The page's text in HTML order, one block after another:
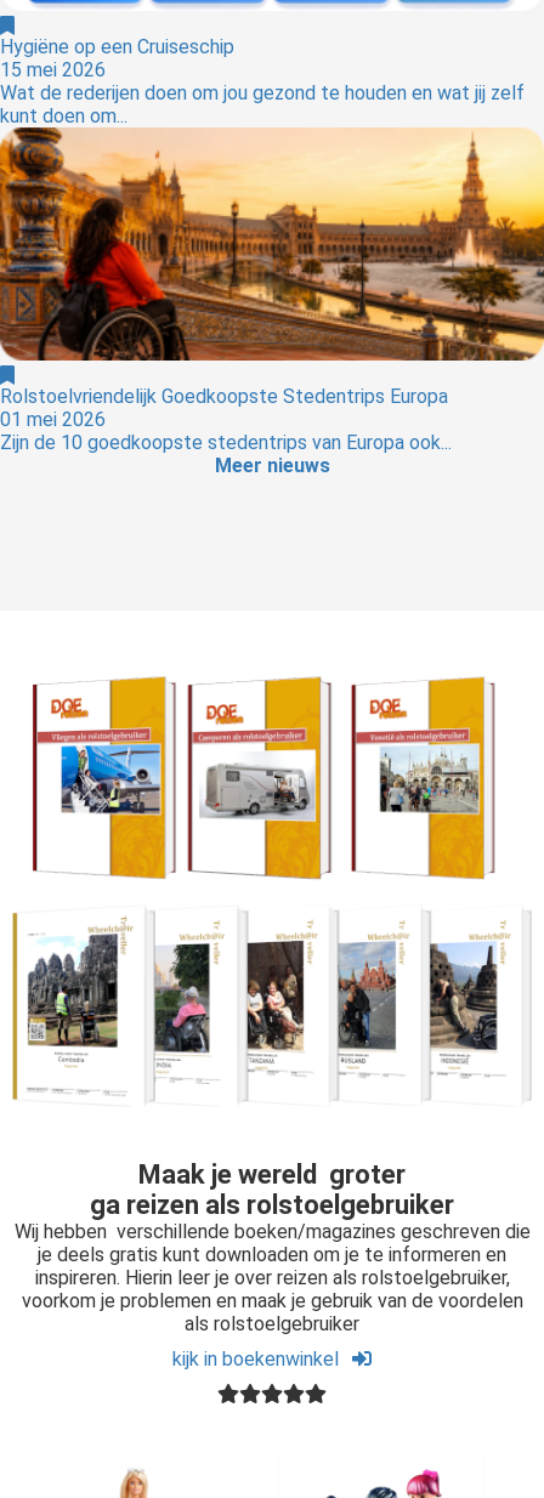
Hygiëne op een Cruiseschip
15 mei 2026
Wat de rederijen doen om jou gezond te houden en wat jij zelf
kunt doen om...
Rolstoelvriendelijk Goedkoopste Stedentrips Europa
01 mei 2026
Zijn de 10 goedkoopste stedentrips van Europa ook...
Meer nieuws
Maak je wereld groter
ga reizen als rolstoelgebruiker
Wij hebben verschillende boeken/magazines geschreven die
je deels gratis kunt downloaden om je te informeren en
inspireren. Hierin leer je over reizen als rolstoelgebruiker,
voorkom je problemen en maak je gebruik van de voordelen
als rolstoelgebruiker
kijk in boekenwinkel